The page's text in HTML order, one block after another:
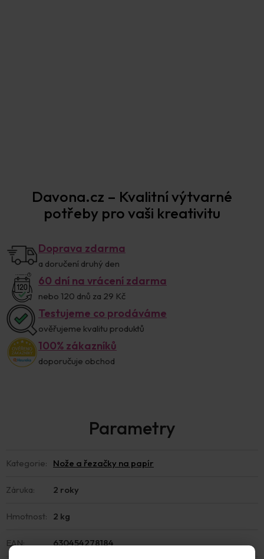
Davona.cz – Kvalitní výtvarné
potřeby pro vaši kreativitu
Doprava zdarma
a doručení druhý den
60 dní na vrácení zdarma
nebo 120 dnů za 29 Kč
Testujeme co prodáváme
ověřujeme kvalitu produktů
100% zákazníků
doporučuje obchod
Kategorie: Nože a řezačky na papír
Záruka: 2 roky
Hmotnost: 2 kg
EAN: 630454278184